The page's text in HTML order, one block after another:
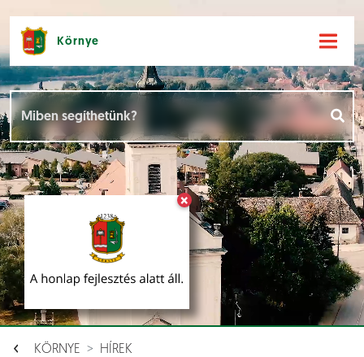
×
Környe
KÖRNYE HÍREK
Hírek []
Események []
Dokumentumok []
Aloldalak [ ]